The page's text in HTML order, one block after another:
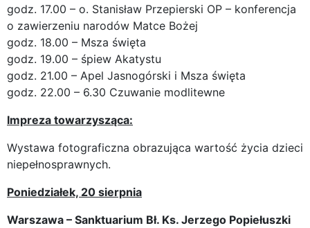
godz. 17.00 – o. Stanisław Przepierski OP – konferencja
o zawierzeniu narodów Matce Bożej
godz. 18.00 – Msza święta
godz. 19.00 – śpiew Akatystu
godz. 21.00 – Apel Jasnogórski i Msza święta
godz. 22.00 – 6.30 Czuwanie modlitewne
Impreza towarzysząca:
Wystawa fotograficzna obrazująca wartość życia dzieci
niepełnosprawnych.
Poniedziałek, 20 sierpnia
Warszawa – Sanktuarium Bł. Ks. Jerzego Popiełuszki